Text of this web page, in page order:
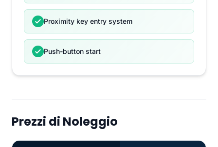
Proximity key entry system
Push-button start
Prezzi di Noleggio